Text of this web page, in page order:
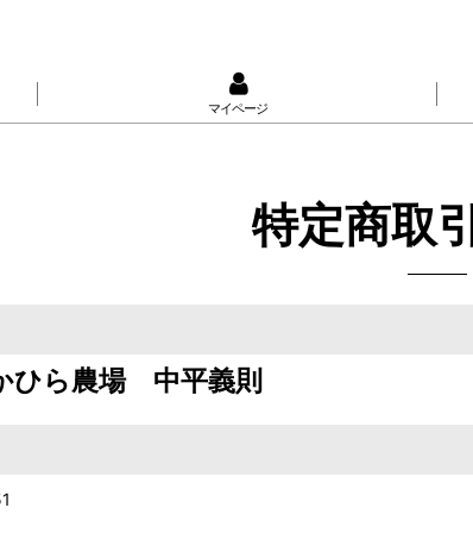
マイページ
特定商取
ひら農場 中平義則